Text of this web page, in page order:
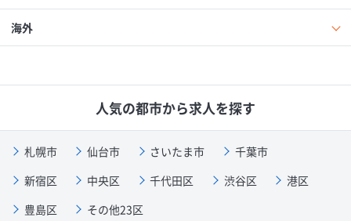
海外
人気の都市から求人を探す
札幌市 仙台市 さいたま市
千葉市
新宿区
中央区 千代田区 渋谷区
港区
豊島区
その他23区